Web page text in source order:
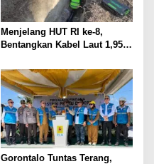
Menjelang HUT RI ke-8,
Bentangkan Kabel Laut 1,95
Perdana di Pulau Dudepo dan
Tuntaskan 100 Persen Rasio
Desa Berlistrik Provinsi
Gorontalo
Gorontalo Tuntas Terang,